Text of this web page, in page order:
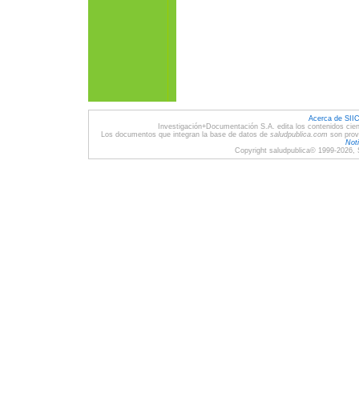
Acerca de
Investigación+Documentación S.A. edita los contenidos
Los documentos que integran la base de datos de saludpublica.com son
Copyright saludpublica© 1999-